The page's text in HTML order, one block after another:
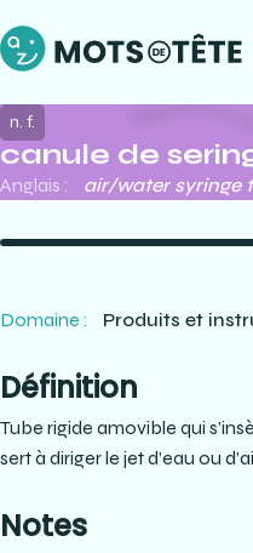
canule de
n. f.
Anglais : air/water syringe
Domaine : Produits et
Définition
Tube rigide amovible qui
sert à diriger le jet d’eau ou
Notes